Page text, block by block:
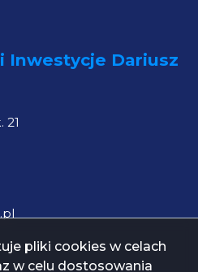
Inwestycje Dariusz
21
pliki cookies w celach
w celu dostosowania